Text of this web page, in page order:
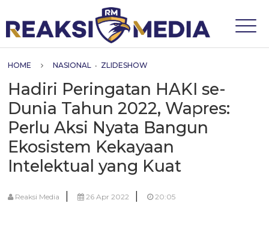
HOME NASIONAL • ZLIDESHOW
Hadiri Peringatan HAKI se-
Dunia Tahun 2022, Wapres:
Perlu Aksi Nyata Bangun
Ekosistem Kekayaan
Intelektual yang Kuat
Reaksi Media | 26 Apr 2022 | 20:05